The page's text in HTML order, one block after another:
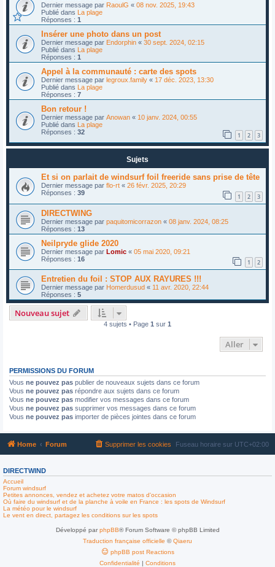
Dernier message par RaoulG « 08 nov. 2025, 19:43
Publié dans La plage
Réponses : 1
Insérer une photo dans un post
Dernier message par Endorphin « 30 sept. 2024, 02:15
Publié dans La plage
Réponses : 1
Appel à la communauté : carte des spots
Dernier message par legroux.family « 17 déc. 2023, 13:30
Publié dans La plage
Réponses : 7
Bon retour !
Dernier message par Anowan « 10 janv. 2024, 00:55
Publié dans La plage
Réponses : 32 1 2 3
Sujets
Et si on parlait de windsurf foil freeride sans prise de tête
Dernier message par flo-rt « 26 févr. 2025, 20:29
Réponses : 39 1 2 3
DIRECTWING
Dernier message par paquitomicorrazon « 08 janv. 2024, 08:25
Réponses : 13
Neilpryde glide 2020
Dernier message par Lomic « 05 mai 2020, 09:21
Réponses : 16 1 2
Entretien du foil : STOP AUX RAYURES !!!
Dernier message par Homerdusud « 11 avr. 2020, 22:44
Réponses : 5
Nouveau sujet
4 sujets • Page 1 sur 1
Aller
PERMISSIONS DU FORUM
Vous ne pouvez pas publier de nouveaux sujets dans ce forum
Vous ne pouvez pas répondre aux sujets dans ce forum
Vous ne pouvez pas modifier vos messages dans ce forum
Vous ne pouvez pas supprimer vos messages dans ce forum
Vous ne pouvez pas importer de pièces jointes dans ce forum
Home Forum Fuseau horaire sur UTC+02:00
Supprimer les cookies
DIRECTWIND
Accueil
Forum windsurf
Petites annonces, vendez et achetez votre matos d'occasion
Où faire du windsurf et de la planche à voile en France : les spots de Windsurf
La météo pour le windsurf
Le vent en direct, partagez les conditions sur les spots
Développé parphpBB® Forum Software © phpBB Limited
Traduction française officielle ©Qiaeru
phpBB post Reactions
Confidentialité | Conditions